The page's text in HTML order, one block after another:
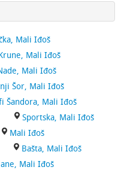
Mali Iđoš
Mali Iđoš
Mali Iđoš
Šor, Mali Iđoš
Šandora, Mali Iđoš
Sportska, Mali Iđoš
Mali Iđoš
Bašta, Mali Iđoš
Mali Iđoš